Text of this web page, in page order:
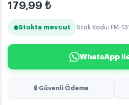
179,99 ₺
Stokta mevcut Stok Kodu: FM-
WhatsApp
🔒 Güvenli Ödeme